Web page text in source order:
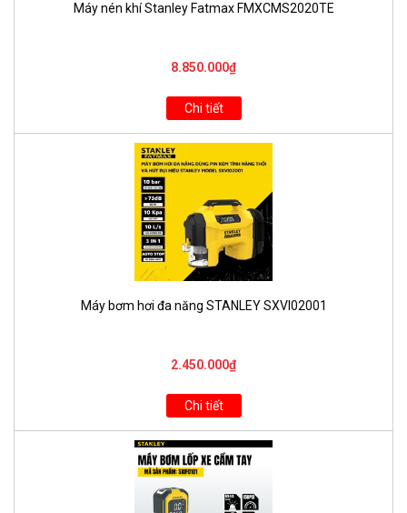
Máy nén khí Stanley Fatmax FMXCMS2020TE
8.850.000₫
Chi tiết
Máy bơm hơi đa năng STANLEY SXVI02001
2.450.000₫
Chi tiết